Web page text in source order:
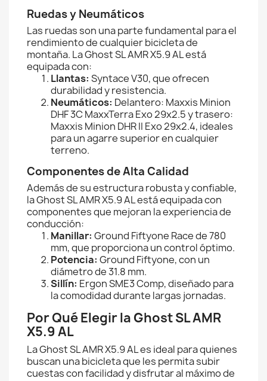
Ruedas y Neumáticos
Las ruedas son una parte fundamental para el
rendimiento de cualquier bicicleta de
montaña. La Ghost SL AMR X5.9 AL está
equipada con:
Llantas: Syntace V30, que ofrecen
durabilidad y resistencia.
Neumáticos: Delantero: Maxxis Minion
DHF 3C MaxxTerra Exo 29x2.5 y trasero:
Maxxis Minion DHR II Exo 29x2.4, ideales
para un agarre superior en cualquier
terreno.
Componentes de Alta Calidad
Además de su estructura robusta y confiable,
la Ghost SL AMR X5.9 AL está equipada con
componentes que mejoran la experiencia de
conducción:
Manillar: Ground Fiftyone Race de 780
mm, que proporciona un control óptimo.
Potencia: Ground Fiftyone, con un
diámetro de 31.8 mm.
Sillín: Ergon SME3 Comp, diseñado para
la comodidad durante largas jornadas.
Por Qué Elegir la Ghost SL AMR
X5.9 AL
La Ghost SL AMR X5.9 AL es ideal para quienes
buscan una bicicleta que les permita subir
cuestas con facilidad y disfrutar al máximo de